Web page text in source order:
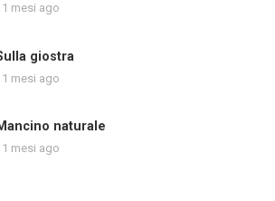
mesi ago
giostra
mesi ago
naturale
mesi ago